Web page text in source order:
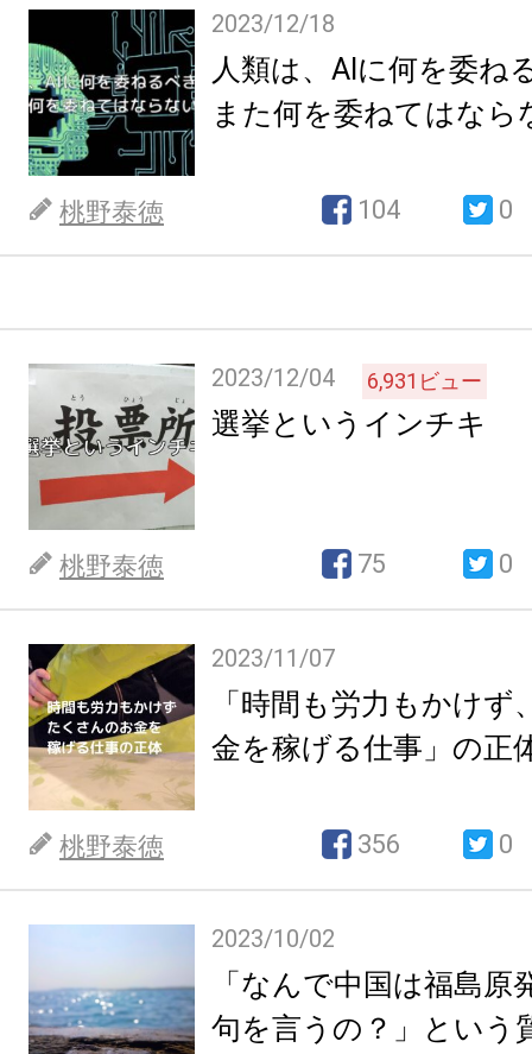
2023/12/18
人類は、AIに何を委ね
また何を委ねてはなら
桃野泰徳 104 0
2023/12/04 6,931 ビュー
選挙というインチキ
桃野泰徳 75 0
2023/11/07
「時間も労力もかけ
金を稼げる仕事」の正
桃野泰徳 356 0
2023/10/02
「なんで中国は福島原
句を言うの？」という